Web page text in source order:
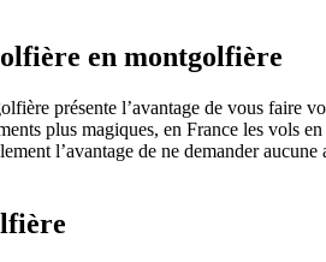
en montgolfière
présente l’avantage de vous faire
plus magiques, en France les vols
l’avantage de ne demander